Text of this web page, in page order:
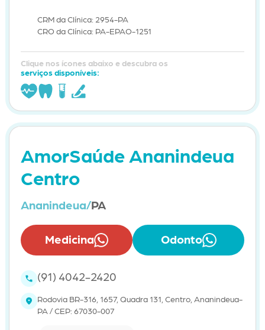
CRM da Clínica: 2954-PA
CRO da Clínica: PA-EPAO-1251
Clique nos ícones abaixo e descubra os
serviços disponíveis:
AmorSaúde Ananindeua
Centro
Ananindeua/PA
Medicina Odonto
(91) 4042-2420
Rodovia BR-316, 1657, Quadra 131, Centro, Ananindeua-
PA / CEP: 67030-007